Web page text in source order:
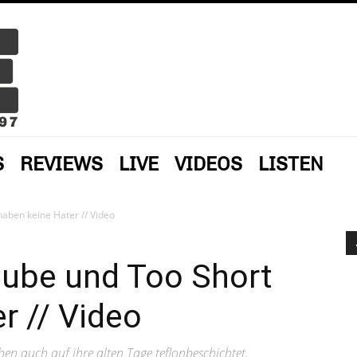
REVIEWS LIVE VIDEOS LISTEN
keine Hater // Video
und Too Short
// Video
auch auf ihre alten Tage teflonbeschichtet.